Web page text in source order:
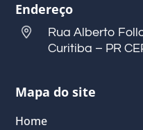
Endereço
Rua Alberto
Curitiba – PR
Mapa do site
Home